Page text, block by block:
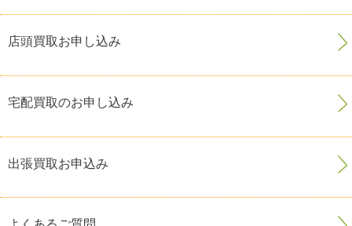
店頭買取お申し込み
宅配買取のお申し込み
出張買取お申込み